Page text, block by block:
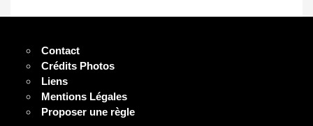
Contact
Crédits Photos
Liens
Mentions Légales
Proposer une règle